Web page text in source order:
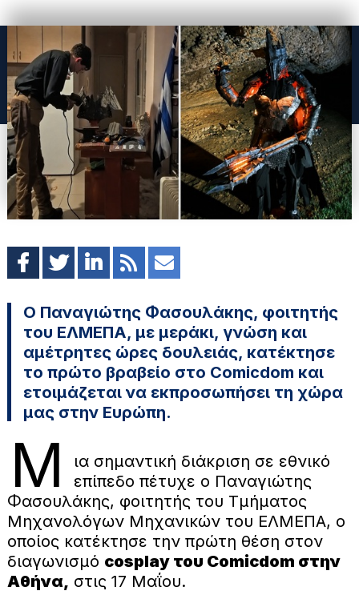
Ο Παναγιώτης Φασουλάκης, φοιτητής
του ΕΛΜΕΠΑ, με μεράκι, γνώση και
αμέτρητες ώρες δουλειάς, κατέκτησε
το πρώτο βραβείο στο Comicdom και
ετοιμάζεται να εκπροσωπήσει τη χώρα
μας στην Ευρώπη.
Μ
ια σημαντική διάκριση σε εθνικό
επίπεδο πέτυχε ο Παναγιώτης
Φασουλάκης, φοιτητής του Τμήματος
Μηχανολόγων Μηχανικών του ΕΛΜΕΠΑ, ο
οποίος κατέκτησε την πρώτη θέση στον
διαγωνισμό cosplay του Comicdom στην
Αθήνα, στις 17 Μαΐου.